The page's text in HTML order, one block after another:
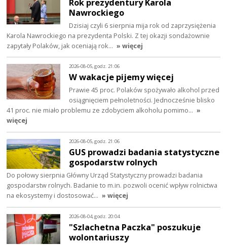
Nawrockiego
Dzisiaj czyli 6 sierpnia mija rok od zaprzysiężenia
Karola Nawrockiego na prezydenta Polski. Z tej okazji sondażownie
zapytały Polaków, jak oceniają rok… » więcej
2026-08-05, godz. 21:06
W wakacje pijemy więcej
Prawie 45 proc. Polaków spożywało alkohol przed
osiągnięciem pełnoletności. Jednocześnie blisko
41 proc. nie miało problemu ze zdobyciem alkoholu pomimo… »
więcej
2026-08-05, godz. 21:06
GUS prowadzi badania statystyczne
gospodarstw rolnych
Do połowy sierpnia Główny Urząd Statystyczny prowadzi badania
gospodarstw rolnych. Badanie to m.in. pozwoli ocenić wpływ rolnictwa
na ekosystemy i dostosować… » więcej
2026-08-04, godz. 20:04
"Szlachetna Paczka" poszukuje
wolontariuszy